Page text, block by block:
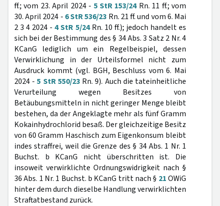
ff.; vom 23. April 2024 - 5 StR 153/24Rn. 11 ff.; vom
30. April 2024 - 6 StR 536/23 Rn. 21 ff. und vom 6. Mai
2 3 4 2024 -4 StR 5/24Rn. 10 ff.); jedoch handelt es
sich bei der Bestimmung des § 34 Abs. 3 Satz 2 Nr. 4
KCanG lediglich um ein Regelbeispiel, dessen
Verwirklichung in der Urteilsformel nicht zum
Ausdruck kommt (vgl. BGH, Beschluss vom 6. Mai
2024 -5 StR 550/23Rn. 9). Auch die tateinheitliche
Verurteilung wegen Besitzes von
Betäubungsmitteln in nicht geringer Menge bleibt
bestehen, da der Angeklagte mehr als fünf Gramm
Kokainhydrochlorid besaß. Der gleichzeitige Besitz
von 60 Gramm Haschisch zum Eigenkonsum bleibt
indes straffrei, weil die Grenze des § 34 Abs. 1 Nr. 1
Buchst. b KCanG nicht überschritten ist. Die
insoweit verwirklichte Ordnungswidrigkeit nach §
36 Abs. 1 Nr. 1 Buchst. b KCanG tritt nach § 21OWiG
hinter dem durch dieselbe Handlung verwirklichten
Straftatbestand zurück.